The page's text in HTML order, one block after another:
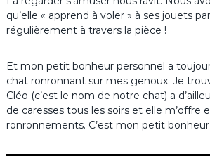
qu’elle « apprend à voler » à ses jouets
régulièrement à travers la pièce !
Et mon petit bonheur personnel a
chat ronronnant sur mes genoux. Je
Cléo (c’est le nom de notre chat) a
de caresses tous les soirs et elle m’offre
ronronnements. C’est mon petit bonheur